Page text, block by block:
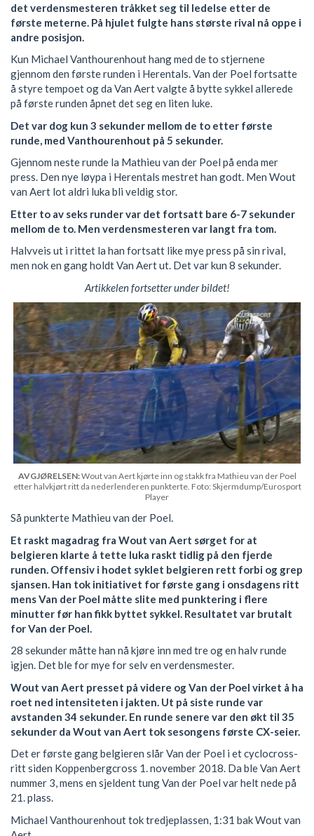
det verdensmesteren tråkket seg til ledelse etter de
første meterne. På hjulet fulgte hans største rival nå oppe i
andre posisjon.
Kun Michael Vanthourenhout hang med de to stjernene
gjennom den første runden i Herentals. Van der Poel fortsatte
å styre tempoet og da Van Aert valgte å bytte sykkel allerede
på første runden åpnet det seg en liten luke.
Det var dog kun 3 sekunder mellom de to etter første
runde, med Vanthourenhout på 5 sekunder.
Gjennom neste runde la Mathieu van der Poel på enda mer
press. Den nye løypa i Herentals mestret han godt. Men Wout
van Aert lot aldri luka bli veldig stor.
Etter to av seks runder var det fortsatt bare 6-7 sekunder
mellom de to. Men verdensmesteren var langt fra tom.
Halvveis ut i rittet la han fortsatt like mye press på sin rival,
men nok en gang holdt Van Aert ut. Det var kun 8 sekunder.
Artikkelen fortsetter under bildet!
AVGJØRELSEN:Wout van Aert kjørte inn og stakk fra Mathieu van der Poel
etter halvkjørt ritt da nederlenderen punkterte. Foto: Skjermdump/Eurosport
Player
Så punkterte Mathieu van der Poel.
Et raskt magadrag fra Wout van Aert sørget for at
belgieren klarte å tette luka raskt tidlig på den fjerde
runden. Offensiv i hodet syklet belgieren rett forbi og grep
sjansen. Han tok initiativet for første gang i onsdagens ritt
mens Van der Poel måtte slite med punktering i flere
minutter før han fikk byttet sykkel. Resultatet var brutalt
for Van der Poel.
28 sekunder måtte han nå kjøre inn med tre og en halv runde
igjen. Det ble for mye for selv en verdensmester.
Wout van Aert presset på videre og Van der Poel virket å ha
roet ned intensiteten i jakten. Ut på siste runde var
avstanden 34 sekunder. En runde senere var den økt til 35
sekunder da Wout van Aert tok sesongens første CX-seier.
Det er første gang belgieren slår Van der Poel i et cyclocross-
ritt siden Koppenbergcross 1. november 2018. Da ble Van Aert
nummer 3, mens en sjeldent tung Van der Poel var helt nede på
21. plass.
Michael Vanthourenhout tok tredjeplassen, 1:31 bak Wout van